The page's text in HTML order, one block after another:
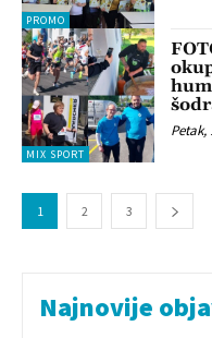
PROMO
MIX SPORT
Petak,
1 2 3
Najnovije